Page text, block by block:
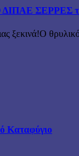
ΣΕΡΡΕΣ τη
Καταφύγιο